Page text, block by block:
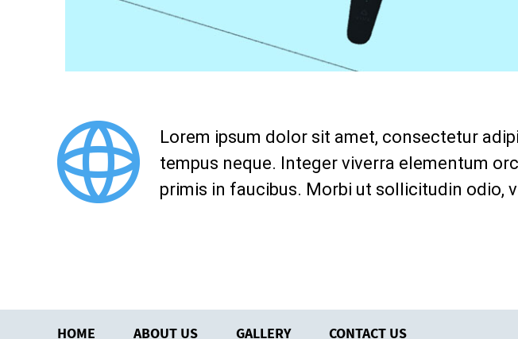
Lorem ipsum dolor sit amet, consectetur
tempus neque. Integer viverra elementum
primis in faucibus. Morbi ut sollicitudin odio,
HOME ABOUT US GALLERY CONTACT US